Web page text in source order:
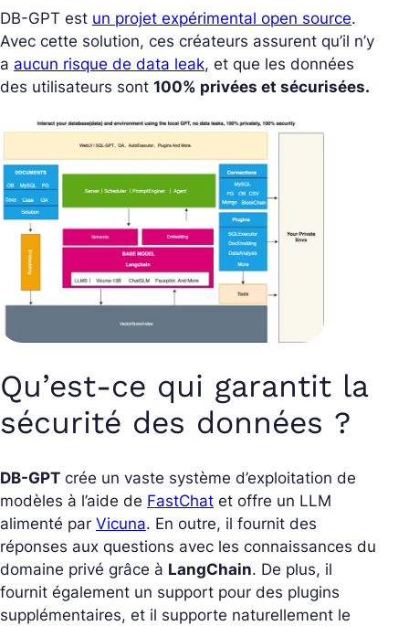
DB-GPT est un projet expérimental open source.
Avec cette solution, ces créateurs assurent qu’il n’y
a aucun risque de data leak, et que les données
des utilisateurs sont 100% privées et sécurisées.
Qu’est-ce qui garantit la
sécurité des données ?
DB-GPT crée un vaste système d’exploitation de
modèles à l’aide de FastChat et offre un LLM
alimenté par Vicuna. En outre, il fournit des
réponses aux questions avec les connaissances du
domaine privé grâce à LangChain. De plus, il
fournit également un support pour des plugins
supplémentaires, et il supporte naturellement le